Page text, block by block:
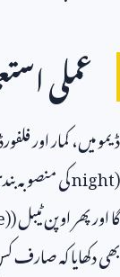
عملی
ڈیمو میں، کمار اور
night)کی منصوبہ
گا اور پھر اوپن ٹیبل (
بھی دکھایا کہ